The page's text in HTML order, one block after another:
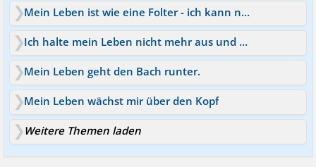
Mein Leben ist wie eine Folter - ich kann nicht mehr
Ich halte mein Leben nicht mehr aus und esse nur noch
Mein Leben geht den Bach runter.
Mein Leben wächst mir über den Kopf
Weitere Themen laden